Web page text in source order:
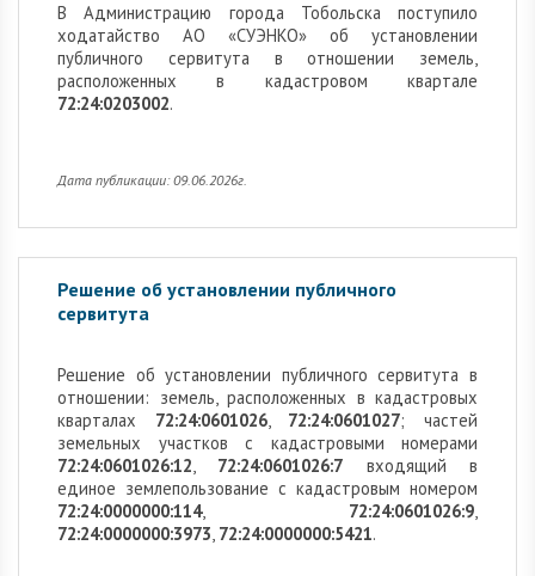
В Администрацию города Тобольска поступило
ходатайство АО «СУЭНКО» об установлении
публичного сервитута в отношении земель,
расположенных в кадастровом квартале
72:24:0203002.
Дата публикации: 09.06.2026г.
Решение об установлении публичного
сервитута
Решение об установлении публичного сервитута в
отношении: земель, расположенных в кадастровых
кварталах 72:24:0601026, 72:24:0601027; частей
земельных участков с кадастровыми номерами
72:24:0601026:12, 72:24:0601026:7 входящий в
единое землепользование с кадастровым номером
72:24:0000000:114, 72:24:0601026:9,
72:24:0000000:3973, 72:24:0000000:5421.